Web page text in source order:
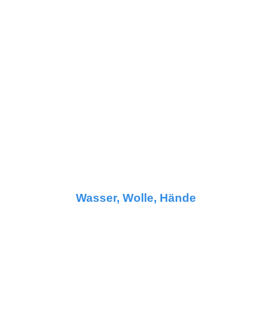
Wasser, Wolle, Hände